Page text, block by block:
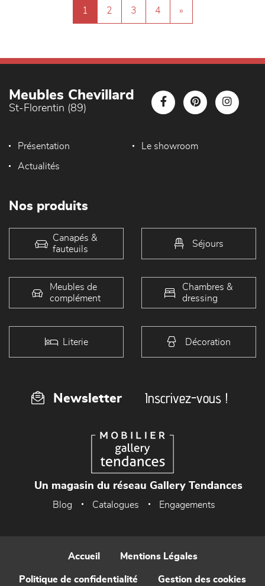
1 2 3 4 »
Meubles Chevillard
St-Florentin (89)
Présentation Le showroom
Actualités
Nos produits
Canapés &
fauteuils
Séjours
Meubles de
complément
Chambres &
dressing
Literie Décoration
Newsletter Inscrivez-vous !
Un magasin du réseau Gallery Tendances
Blog Catalogues Engagements
Accueil Mentions Légales
Politique de confidentialité Gestion des cookies